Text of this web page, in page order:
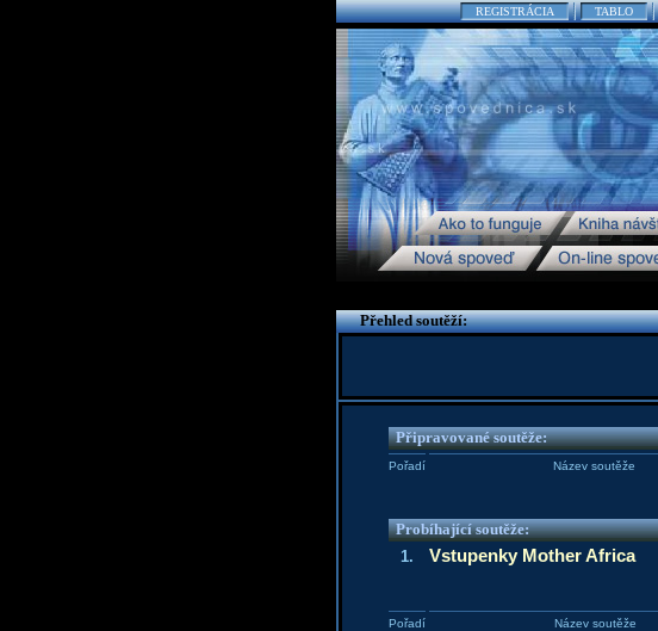
REGISTRÁCIA TABLO
Přehled soutěží:
Připravované soutěže:
Pořadí Název soutěže
Probíhající soutěže:
1.
Vstupenky Mother Africa
Pořadí Název soutěže